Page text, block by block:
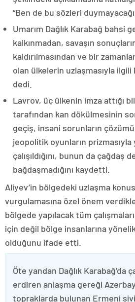
“Ben de bu sözleri
Umarım Dağlık Karabağ bahsi
kalkınmadan, savaşın
kaldırılmasından ve bir
olan ülkelerin uzlaşmasıyla ilgili
dedi.
Lavrov, üç ülkenin imza attığı
tarafından kan dökülmesinin
geçiş, insani sorunların
jeopolitik oyunların
çalışıldığını, bunun da çağdaş
bağdaşmadığını kaydetti.
Aliyev’in bölgedeki uzlaşma
vurgulamasına özel önem
bölgede yapılacak tüm
için değil bölge insanlarına
olduğunu ifade etti.
Öte yandan Dağlık Karabağ’da
erdiren anlaşma gereği
topraklarda bulunan Ermeni